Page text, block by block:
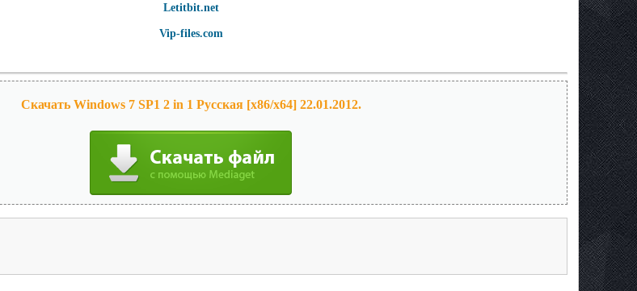
Letitbit.net
Vip-files.com
Скачать Windows 7 SP1 2 in 1 Русская [x86/x64] 22.01.2012.